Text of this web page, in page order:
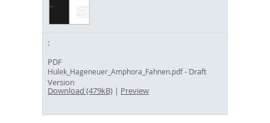
PDF
Hulek_Hageneuer_Amphora_Fahnen.pdf- Draft
Version
Download (479kB) | Preview